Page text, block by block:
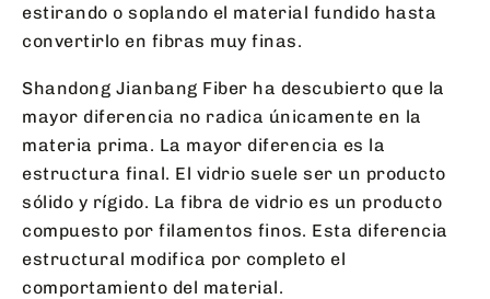
estirando o soplando el material fundido hasta
convertirlo en fibras muy finas.
Shandong Jianbang Fiber ha descubierto que la
mayor diferencia no radica únicamente en la
materia prima. La mayor diferencia es la
estructura final. El vidrio suele ser un producto
sólido y rígido. La fibra de vidrio es un producto
compuesto por filamentos finos. Esta diferencia
estructural modifica por completo el
comportamiento del material.